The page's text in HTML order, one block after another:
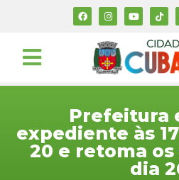
Prefeitura
expediente às
20 e retoma
dia